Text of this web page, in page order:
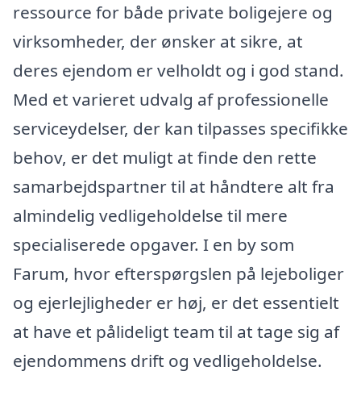
ressource for både private boligejere og
virksomheder, der ønsker at sikre, at
deres ejendom er velholdt og i god stand.
Med et varieret udvalg af professionelle
serviceydelser, der kan tilpasses specifikke
behov, er det muligt at finde den rette
samarbejdspartner til at håndtere alt fra
almindelig vedligeholdelse til mere
specialiserede opgaver. I en by som
Farum, hvor efterspørgslen på lejeboliger
og ejerlejligheder er høj, er det essentielt
at have et pålideligt team til at tage sig af
ejendommens drift og vedligeholdelse.